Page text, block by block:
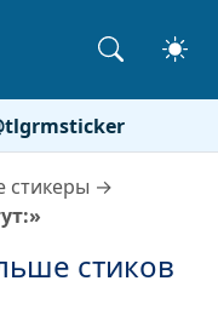
стикеры →
стиков